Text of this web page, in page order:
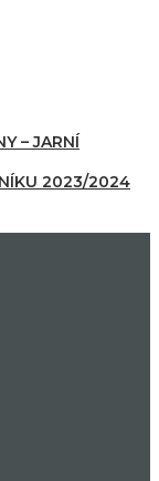
– JARNÍ
2023/2024